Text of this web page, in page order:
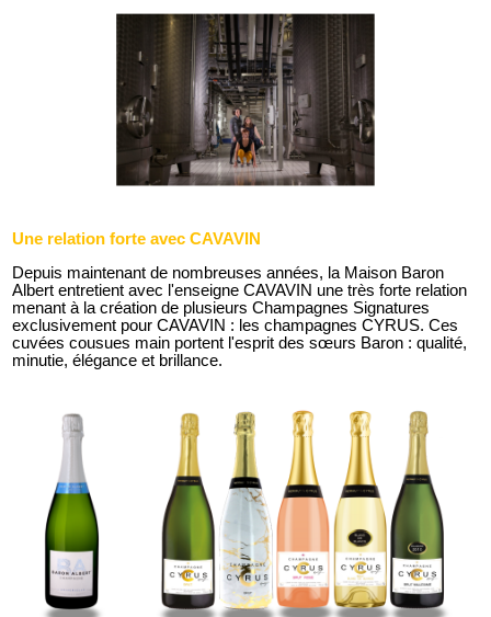
Une relation forte avec CAVAVIN
Depuis maintenant de nombreuses années, la Maison Baron
Albert entretient avec l'enseigne CAVAVIN une très forte relation
menant à la création de plusieurs Champagnes Signatures
exclusivement pour CAVAVIN : les champagnes CYRUS. Ces
cuvées cousues main portent l'esprit des sœurs Baron : qualité,
minutie, élégance et brillance.